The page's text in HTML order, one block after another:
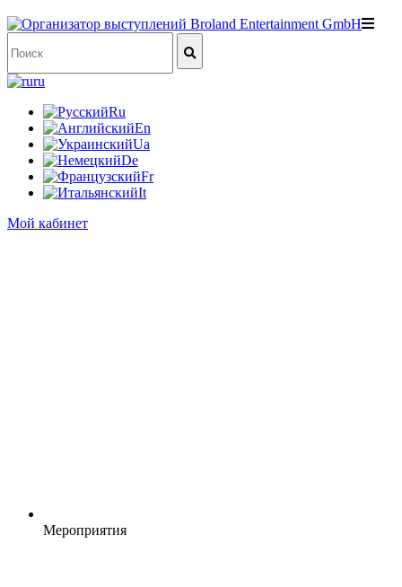
ru
Ru
En
Ua
De
Fr
It
Мой кабинет
Мероприятия